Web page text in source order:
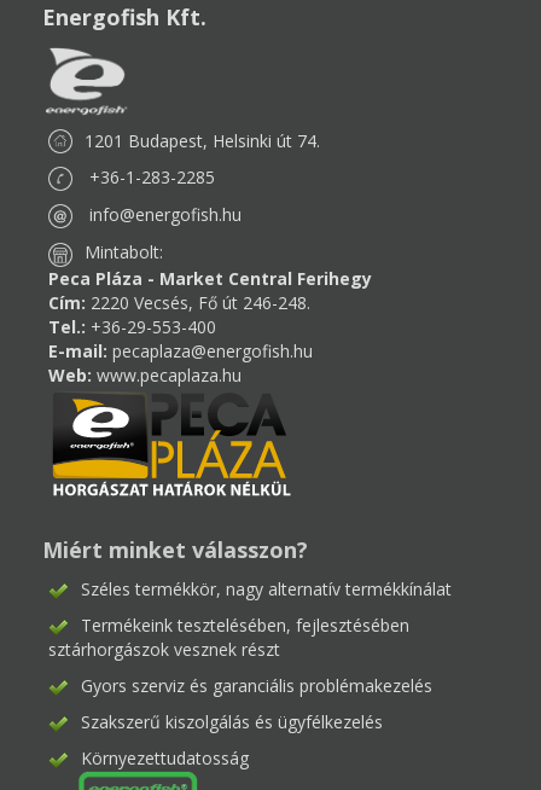
Energofish Kft.
1201 Budapest, Helsinki út 74.
+36-1-283-2285
info@energofish.hu
Mintabolt:
Peca Pláza - Market Central Ferihegy
Cím: 2220 Vecsés, Fő út 246-248.
Tel.: +36-29-553-400
E-mail: pecaplaza@energofish.hu
Web: www.pecaplaza.hu
Miért minket válasszon?
Széles termékkör, nagy alternatív termékkínálat
Termékeink tesztelésében, fejlesztésében
sztárhorgászok vesznek részt
Gyors szerviz és garanciális problémakezelés
Szakszerű kiszolgálás és ügyfélkezelés
Környezettudatosság